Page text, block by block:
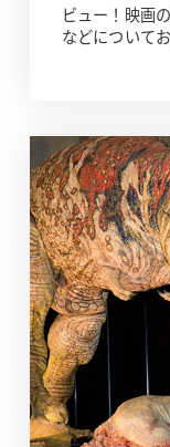
ビュー！映画
などについて